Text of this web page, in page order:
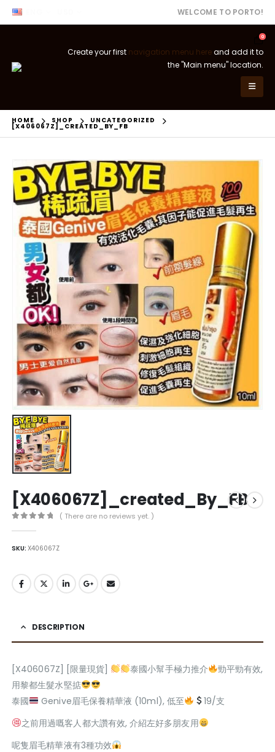
WELCOME TO PORTO!
0
Create your first navigation menu hereand add it to
the "Main menu" location.
HOME SHOP UNCATEGORIZED
[X406067Z]_CREATED_BY_FB
[X406067Z]_created_By_FB
( There are no reviews yet. )
SKU:X406067Z
DESCRIPTION
[X406067Z] [限量現貨] 泰國小幫手極力推介
勁平勁有效,
用黎都生髮水堅掂
泰國
Genive眉毛保養精華液 (10ml), 低至
19/支
之前用過嘅客人都大讚有效, 介紹左好多朋友用
呢隻眉毛精華液有3種功效